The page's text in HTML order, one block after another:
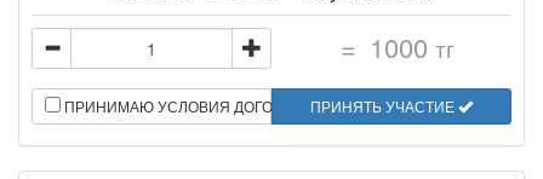
= 1000 тг
ПРИНИМАЮ УСЛОВИЯ ДОГОВОРА ПРИНЯТЬ УЧАСТИЕ